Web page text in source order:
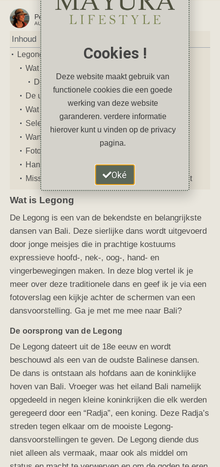
Petra
AUTEUR VAN DIT ARTIKEL
Inhoud
Legong; een klassieke Balinese dans
Wat is Legong
De oorsprong van de Legong
De uitvoering van de Legong-dans
Wat is een Gamelanorkest
Selectie en training van Legong danseressen
Wanneer wordt de Legong uitgevoerd
Fotoverslag
Handige links om je reis naar Bali te plannen
Misschien vind je deze artikelen ook interessant
Wat is Legong
De Legong is een van de bekendste en belangrijkste
dansen van Bali. Deze sierlijke dans wordt uitgevoerd
door jonge meisjes die in prachtige kostuums
expressieve hoofd-, nek-, oog-, hand- en
vingerbewegingen maken. In deze blog vertel ik je
meer over deze traditionele dans en geef ik je via een
fotoverslag een kijkje achter de schermen van een
dansvoorstelling. Ga je met me mee naar Bali?
De oorsprong van de Legong
De Legong dateert uit de 18e eeuw en wordt
beschouwd als een van de oudste Balinese dansen.
De dans is ontstaan als hofdans aan de koninklijke
hoven van Bali. Vroeger was het eiland Bali namelijk
opgedeeld in negen kleine koninkrijken die elk werden
geregeerd door een “Radja”, een koning. Deze Radja’s
streden tegen elkaar om de mooiste Legong-
dansvoorstellingen te geven. De Legong diende dus
niet alleen als vermaak, maar ook als middel om
Cookies !
Deze website maakt gebruik van
functionele cookies die een goede
werking van deze website
garanderen. verdere informatie
hierover kunt u vinden op de privacy
pagina.
Oké